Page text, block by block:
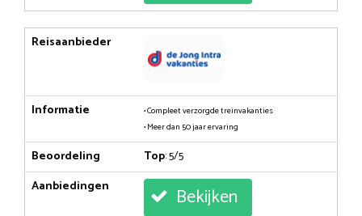
Reisaanbieder
Informatie
• Compleet verzorgde treinvakanties
• Meer dan 50 jaar ervaring
Beoordeling Top: 5/5
Aanbiedingen
Bekijken